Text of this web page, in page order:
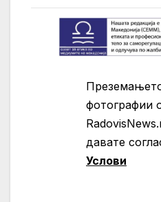
фотографии
давате
Услови